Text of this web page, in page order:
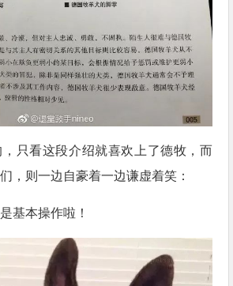
只看这段介绍就喜欢上了德牧，而
，则一边自豪着一边谦虚着笑：
基本操作啦！